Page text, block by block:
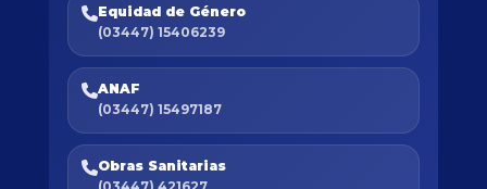
Equidad de Género
(03447) 15406239
ANAF
(03447) 15497187
Obras Sanitarias